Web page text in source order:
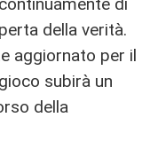
della verità.
aggiornato per il
subirà un
della